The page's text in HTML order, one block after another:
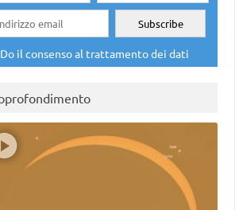
Do il consenso al trattamento dei dati